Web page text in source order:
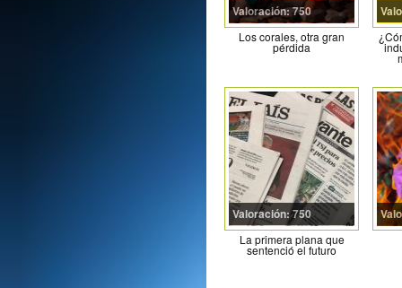
Valoración: 750
Los corales, otra gran
pérdida
Valoración: 750
La primera plana que
sentenció el futuro